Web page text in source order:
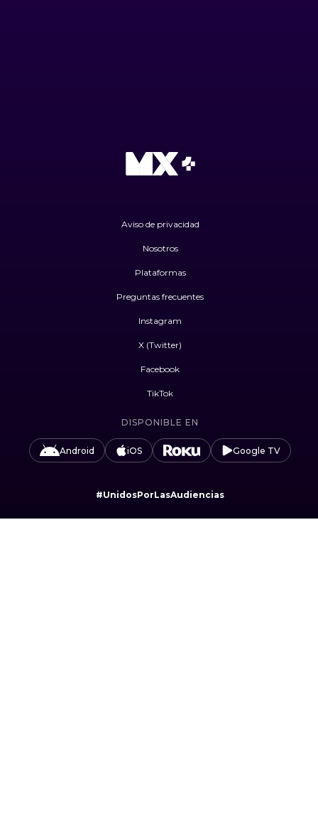
Aviso de privacidad
Nosotros
Plataformas
Preguntas frecuentes
Instagram
X (Twitter)
Facebook
TikTok
DISPONIBLE EN
Android iOS Google TV
#UnidosPorLasAudiencias